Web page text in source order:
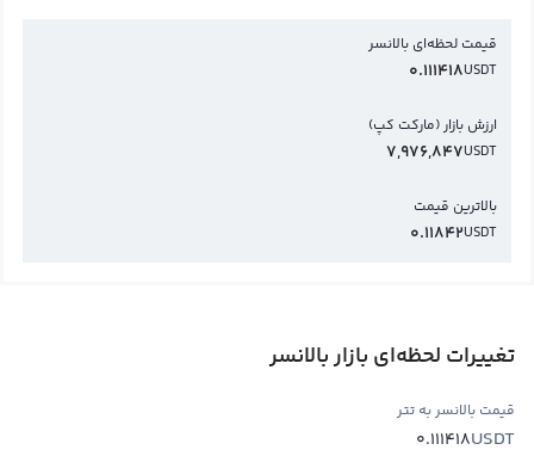
قیمت لحظه‌ای بالانسر
USDT
0.111418
ارزش بازار (مارکت کپ)
USDT
7,976,847
بالاترین قیمت
USDT
0.11842
تغییرات لحظه‌ای بازار بالانسر
قیمت بالانسر به تتر
USDT
0.111418